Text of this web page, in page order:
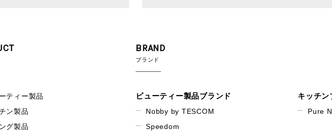
ティー製品
ン製品
グ製品
BRAND
ブランド
ビューティー製品ブランド
Nobby by TESCOM
Speedom
キッチン
Pure